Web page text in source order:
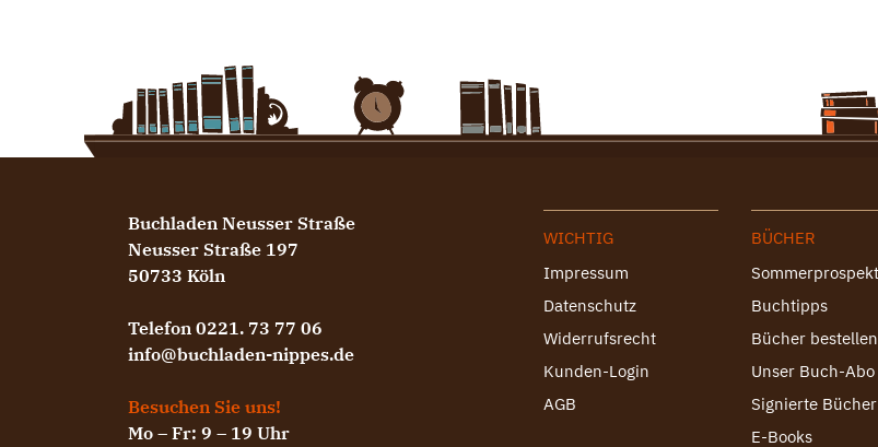
Buchladen Neusser Straße
Neusser Straße 197
50733 Köln
Telefon 0221. 73 77 06
info@buchladen-nippes.de
Besuchen Sie uns!
Mo – Fr: 9 – 19 Uhr
WICHTIG
Impressum
Datenschutz
Widerrufsrecht
Kunden-Login
AGB
BÜCHER
Sommerprospekt
Buchtipps
Bücher bestellen
Unser Buch-Abo
Signierte Bücher
E-Books